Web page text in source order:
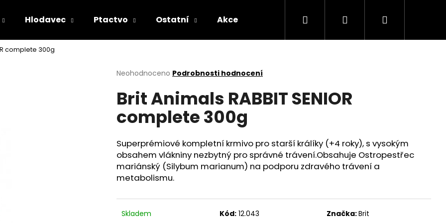
Hlodavec Ptactvo Ostatní Akce Kontakty
Hledat PřihlášeníNákupní
complete 300g
Průměrné
produktu
je
z
hvězdiček.
Neohodnoceno Podrobnosti hodnocení
Brit Animals RABBIT SENIOR
complete 300g
Superprémiové kompletní krmivo pro starší králíky (+4 roky), s vysokým
obsahem vlákniny nezbytný pro správné trávení.Obsahuje Ostropestřec
mariánský (Silybum marianum) na podporu zdravého trávení a
metabolismu.
Skladem Kód: 12.043 Značka:Brit
Co potřebujete najít?
HLEDAT